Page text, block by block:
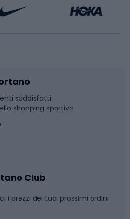
soddisfatti
shopping sportivo
Club
i prezzi dei tuoi prossimi ordini